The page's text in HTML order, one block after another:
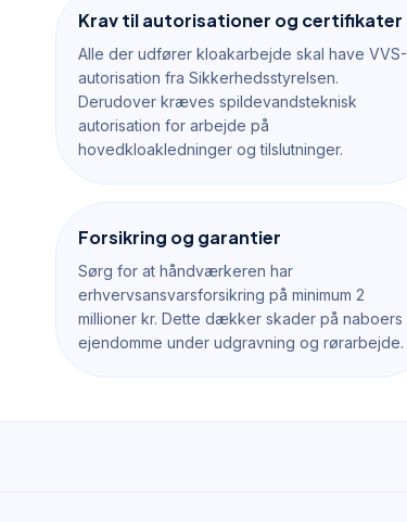
Krav til autorisationer og certifikater
Alle der udfører kloakarbejde skal have VVS-
autorisation fra Sikkerhedsstyrelsen.
Derudover kræves spildevandsteknisk
autorisation for arbejde på
hovedkloakledninger og tilslutninger.
Forsikring og garantier
Sørg for at håndværkeren har
erhvervsansvarsforsikring på minimum 2
millioner kr. Dette dækker skader på naboers
ejendomme under udgravning og rørarbejde.